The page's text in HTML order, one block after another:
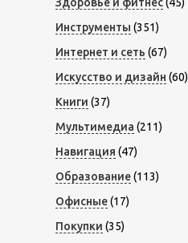
Инструменты (351)
Интернет и сеть (67)
Искусство и дизайн (60)
Книги (37)
Мультимедиа (211)
Навигация (47)
Образование(113)
Офисные(17)
Покупки (35)